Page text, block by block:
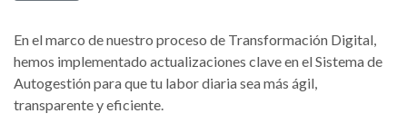
​En el marco de nuestro proceso de Transformación Digital,
hemos implementado actualizaciones clave en el Sistema de
Autogestión para que tu labor diaria sea más ágil,
transparente y eficiente.